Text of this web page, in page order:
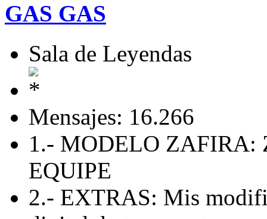
GAS GAS
Sala de Leyendas
Mensajes: 16.266
1.- MODELO ZAFIRA:
EQUIPE
2.- EXTRAS: Mis